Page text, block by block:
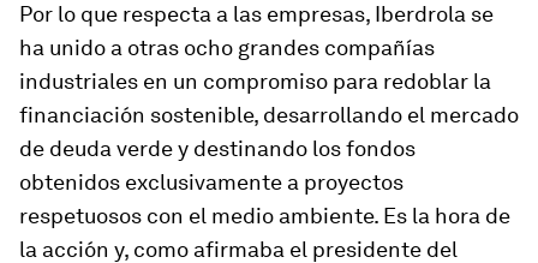
Por lo que respecta a las empresas, Iberdrola se
ha unido a otras ocho grandes compañías
industriales en un compromiso para redoblar la
financiación sostenible, desarrollando el mercado
de deuda verde y destinando los fondos
obtenidos exclusivamente a proyectos
respetuosos con el medio ambiente. Es la hora de
la acción y, como afirmaba el presidente del